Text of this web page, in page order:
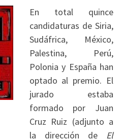
En total quince
candidaturas de Siria,
Sudáfrica, México,
Palestina, Perú,
Polonia y España han
optado al premio. El
jurado estaba
formado por Juan
Cruz Ruiz (adjunto a
la dirección de El